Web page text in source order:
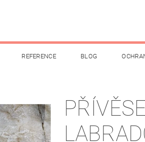
REFERENCE BLOG